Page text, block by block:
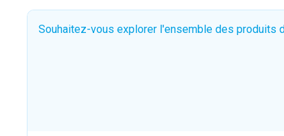
Souhaitez-vous explorer l'ensemble des produits